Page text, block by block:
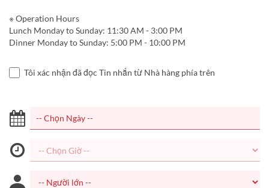
※ Operation Hours
Lunch Monday to Sunday: 11:30 AM - 3:00 PM
Dinner Monday to Sunday: 5:00 PM - 10:00 PM
Tôi xác nhận đã đọc Tin nhắn từ Nhà hàng phía trên